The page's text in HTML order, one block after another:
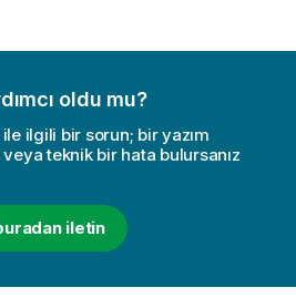
oldu mu?
ilgili bir sorun; bir yazım
veya teknik bir hata bulursanız
iletin